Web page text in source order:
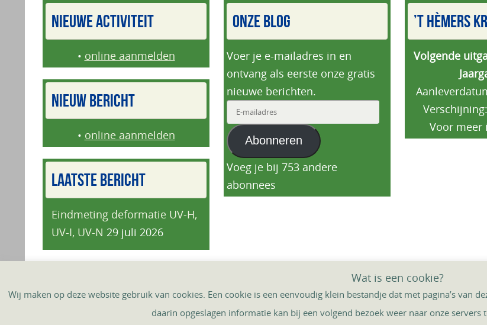
NIEUWE ACTIVITEIT
• online aanmelden
NIEUW BERICHT
• online aanmelden
LAATSTE BERICHT
Eindmeting deformatie UV-H,
UV-I, UV-N 29 juli 2026
ONZE BLOG
Voer je e-mailadres in en
ontvang als eerste onze gratis
nieuwe berichten.
mailadres
Abonneren
Voeg je bij 753 andere
abonnees
’T HÈMERS
Volgende
Voor meer
Wat is een cookie?
Wij maken op deze website gebruik van cookies. Een cookie is een eenvoudig klein bestandje dat met pagina’s van
daarin opgeslagen informatie kan bij een volgend bezoek weer naar onze servers